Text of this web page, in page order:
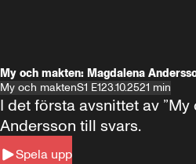
My och makten: Magdalena
My och maktenS1 E123.10.2521 min
Spela upp
I det första avsnittet av
Andersson till svars.